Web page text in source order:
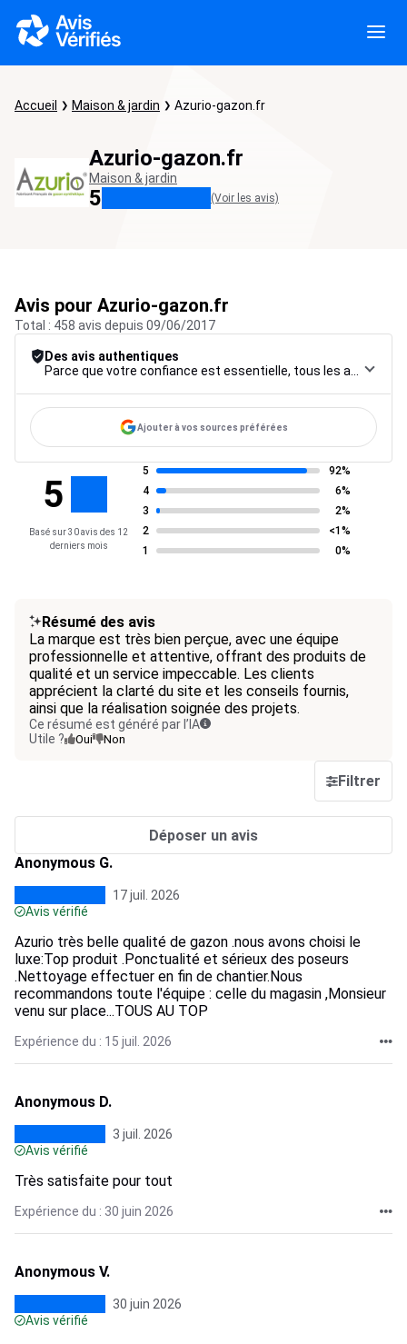
Accueil Maison & jardin Azurio-gazon.fr
Azurio-gazon.fr
Maison & jardin
5 (Voir les avis)
Avis pour Azurio-gazon.fr
Total : 458 avis depuis 09/06/2017
Des avis authentiques
Ajouter à vos sources préférées
5
Basé sur 30 avis des 12
derniers mois
5
92%
4
6%
3
2%
2
<1%
1
0%
Résumé des avis
La marque est très bien perçue, avec une équipe
professionnelle et attentive, offrant des produits de
qualité et un service impeccable. Les clients
apprécient la clarté du site et les conseils fournis,
ainsi que la réalisation soignée des projets.
Ce résumé est généré par l’IA
Utile ?
Oui Non
Filtrer
Déposer un avis
Anonymous G.
17 juil. 2026
Avis vérifié
Azurio très belle qualité de gazon .nous avons choisi le
luxe:Top produit .Ponctualité et sérieux des poseurs
.Nettoyage effectuer en fin de chantier.Nous
recommandons toute l'équipe : celle du magasin ,Monsieur
venu sur place...TOUS AU TOP
Expérience du : 15 juil. 2026
Anonymous D.
3 juil. 2026
Avis vérifié
Très satisfaite pour tout
Expérience du : 30 juin 2026
Anonymous V.
30 juin 2026
Avis vérifié